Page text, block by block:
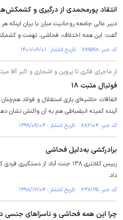
انتقاد پورمحمدی از درگیری و
دبیر عالی جامعه روحانیت مبارز با بیان اینکه
گفت: این همه اختلاف، فحاشی، تهمت و
کد خبر: ۷۸۹۵۹۸ تاریخ انتشار : ۱۴۰۱/۰۶/۰۱
از ماجرای فکری تا پروین و اشجاری و اکبر آقا
فوتبال مثبت ۱۸
اتفاقات حاشیه‌ای بازی استقلال و فولاد
آینده کمیته انبضباطی هم به آن واکنش نشان
کد خبر: ۶۸۲۱۰۴ تاریخ انتشار : ۱۳۹۹/۰۹/۰۴
برادرکشی به‌دلیل فحاشی
رییس کلانتری ۱۳۸ جنت آباد از
داد.
کد خبر: ۶۳۸۱۲۵ تاریخ انتشار : ۱۳۹۸/۱۲/۰۴
چرا این همه فحاشی و ناسزاهای جنسی